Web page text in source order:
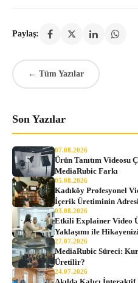
Paylaş:
← Tüm Yazılar
Son Yazılar
07.08.2026
Ürün Tanıtım Videosu
MediaRubic Farkı
05.08.2026
Kadıköy Profesyonel
İçerik Üretiminin Adresi
03.08.2026
Etkili Explainer Video
Yaklaşımı ile
27.07.2026
MediaRubic Süreci:
Üretilir?
24.07.2026